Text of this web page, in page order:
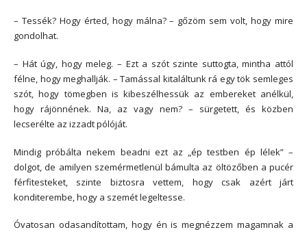
– Tessék? Hogy érted, hogy málna? – gőzöm sem volt, hogy mire
gondolhat.
– Hát úgy, hogy meleg. – Ezt a szót szinte suttogta, mintha attól
félne, hogy meghallják. – Tamással kitaláltunk rá egy tök semleges
szót, hogy tömegben is kibeszélhessük az embereket anélkül,
hogy rájönnének. Na, az vagy nem? – sürgetett, és közben
lecserélte az izzadt pólóját.
Mindig próbálta nekem beadni ezt az „ép testben ép lélek” –
dolgot, de amilyen szemérmetlenül bámulta az öltözőben a pucér
férfitesteket, szinte biztosra vettem, hogy csak azért járt
konditerembe, hogy a szemét legeltesse.
Óvatosan odasandítottam, hogy én is megnézzem magamnak a